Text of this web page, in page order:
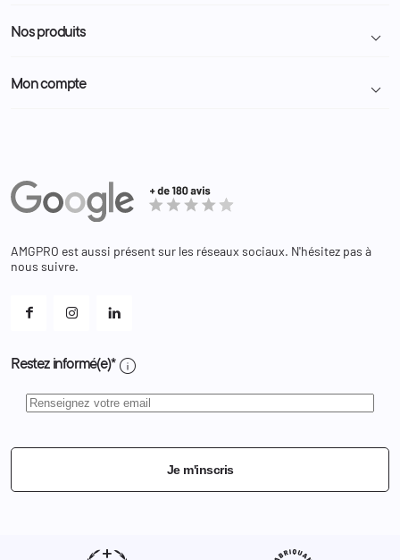
Demande de devis
Nous contacter
Programme Fidélité
Administration
Nos produits 
Police Municipale | ASVP
Equipements
Bagagerie
Mon compte 
Adresses
Bons de réduction
Et les cookies ?
AMGPRO est aussi présent sur les réseaux sociaux. N'hésitez pas à
nous suivre.
Restez informé(e)* info
Je m'inscris